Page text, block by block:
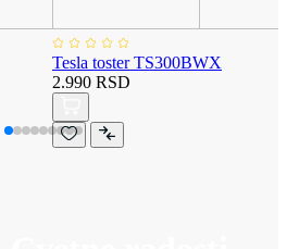
Tesla toster TS300BWX
2.990 RSD